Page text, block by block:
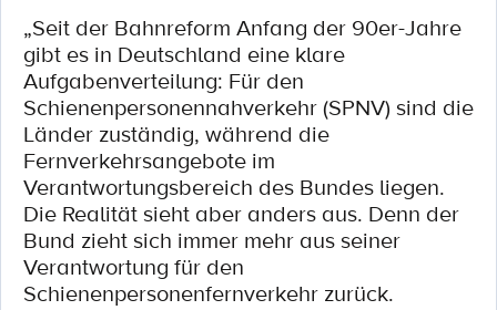
„Seit der Bahnreform Anfang der 90er-Jahre
gibt es in Deutschland eine klare
Aufgabenverteilung: Für den
Schienenpersonennahverkehr (SPNV) sind die
Länder zuständig, während die
Fernverkehrsangebote im
Verantwortungsbereich des Bundes liegen.
Die Realität sieht aber anders aus. Denn der
Bund zieht sich immer mehr aus seiner
Verantwortung für den
Schienenpersonenfernverkehr zurück.